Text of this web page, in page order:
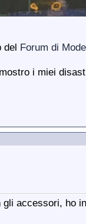
del Forum di
i miei
accessori, ho